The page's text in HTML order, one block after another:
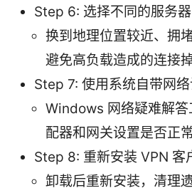
Step 6: 选择不同的服务器
换到地理位置较近、拥
避免高负载造成的连接掉
Step 7: 使用系统自带网
Windows 网络疑难解答
配器和网关设置是否正常
Step 8: 重新安装 VPN 客
卸载后重新安装，清理